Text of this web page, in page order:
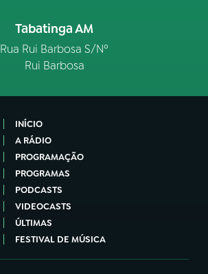
Tabatinga AM
Rua Rui Barbosa S/Nº
Rui Barbosa
INÍCIO
A RÁDIO
PROGRAMAÇÃO
PROGRAMAS
PODCASTS
VIDEOCASTS
ÚLTIMAS
FESTIVAL DE MÚSICA